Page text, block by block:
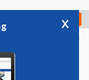
Check in
x